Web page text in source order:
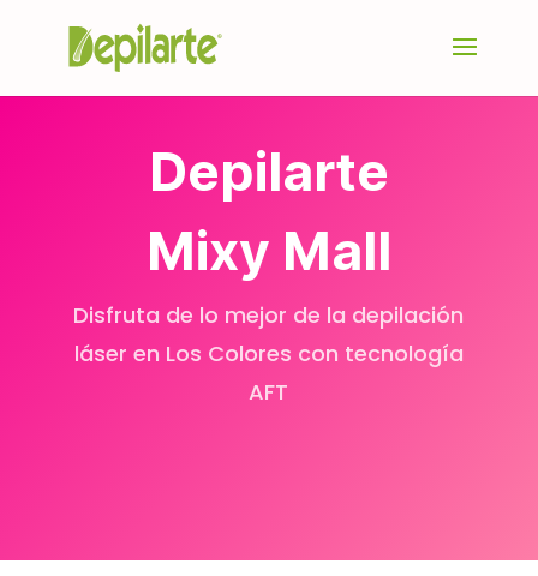
Depilarte
Mixy Mall
Disfruta de lo mejor de la depilación
láser en Los Colores con tecnología
AFT